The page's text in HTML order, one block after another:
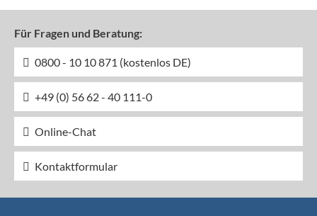
Für Fragen und Beratung:
0800 - 10 10 871 (kostenlos DE)
+49 (0) 56 62 - 40 111-0
Online-Chat
Kontaktformular